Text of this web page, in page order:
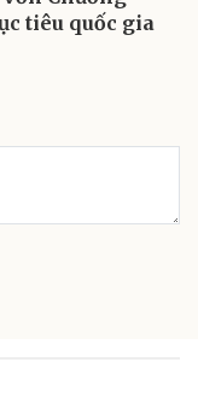
tiêu quốc gia